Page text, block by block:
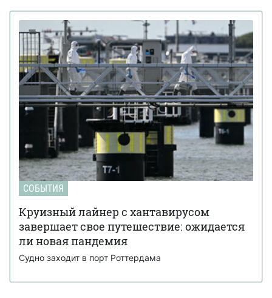
СОБЫТИЯ
Круизный лайнер с хантавирусом
завершает свое путешествие: ожидается
ли новая пандемия
Судно заходит в порт Роттердама